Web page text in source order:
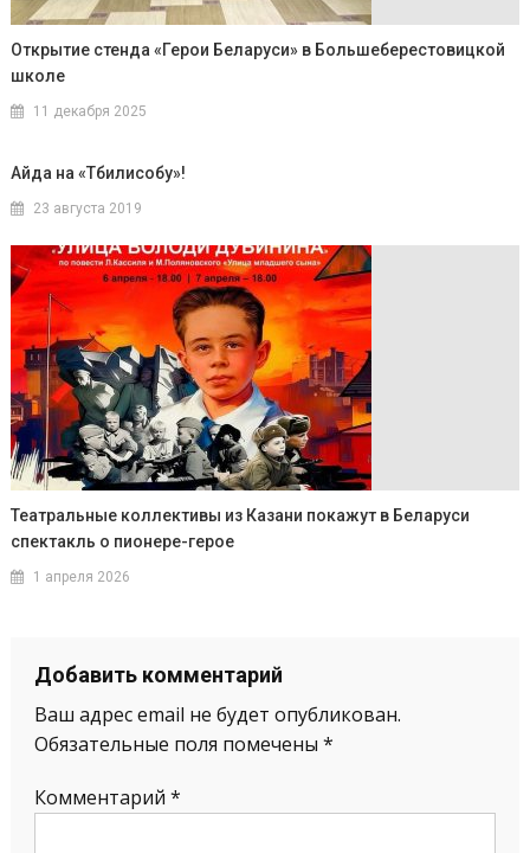
Открытие стенда «Герои Беларуси» в Большеберестовицкой
школе
11 декабря 2025
Айда на «Тбилисобу»!
23 августа 2019
Театральные коллективы из Казани покажут в Беларуси
спектакль о пионере-герое
1 апреля 2026
Добавить комментарий
Ваш адрес email не будет опубликован.
Обязательные поля помечены *
Комментарий *